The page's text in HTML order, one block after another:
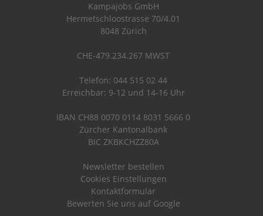
Kampajobs GmbH
Hermetschloostrasse 70/4.01
8048 Zürich
CHE-479.234.267 MWST
Telefon: 044 515 02 44
Erreichbar: 9-12 und 14-16 Uhr
IBAN CH88 0070 0114 8031 5666 0
Zürcher Kantonalbank
BIC ZKBKCHZZ80A
Newsletter bestellen
Cookies Einstellungen
Kontaktformular
Bewerten Sie uns auf Google